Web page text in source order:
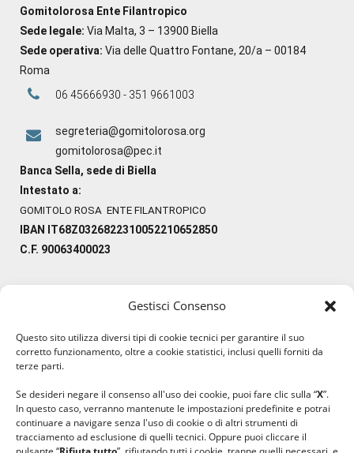
Gestisci Consenso
Questo sito utilizza diversi tipi di cookie tecnici per garantire il suo
corretto funzionamento, oltre a cookie statistici, inclusi quelli forniti da
terze parti.
Se desideri negare il consenso all'uso dei cookie, puoi fare clic sulla “X”.
In questo caso, verranno mantenute le impostazioni predefinite e potrai
continuare a navigare senza l'uso di cookie o di altri strumenti di
tracciamento ad esclusione di quelli tecnici. Oppure puoi cliccare il
Gomitolorosa Ente Filantropico
Sede legale: Via Malta, 3 – 13900 Biella
Sede operativa: Via delle Quattro Fontane, 20/a – 00184
Roma
06 45666930 - 351 9661003
segreteria@gomitolorosa.org
gomitolorosa@pec.it
Banca Sella, sede di Biella
Intestato a:
GOMITOLO ROSA ENTE FILANTROPICO
IBAN IT68Z0326822310052210652850
C.F. 90063400023
#lanaterapia
#ilcaloredellempatia